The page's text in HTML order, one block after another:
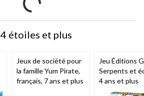
4 étoiles et plus
Jeux de société pour
la famille Yum Pirate,
français, 7 ans et plus
Jeu Éditions
Serpents et
4 ans et plus